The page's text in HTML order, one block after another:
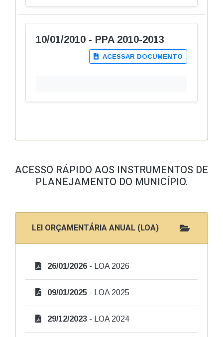
10/01/2010 - PPA 2010-2013
ACESSAR DOCUMENTO
ACESSO RÁPIDO AOS INSTRUMENTOS DE
PLANEJAMENTO DO MUNICÍPIO.
LEI ORÇAMENTÁRIA ANUAL (LOA)
26/01/2026 - LOA 2026
09/01/2025 - LOA 2025
29/12/2023 - LOA 2024